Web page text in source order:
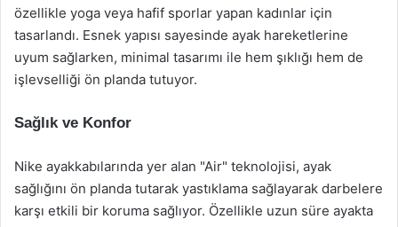
özellikle yoga veya hafif sporlar yapan kadınlar için
tasarlandı. Esnek yapısı sayesinde ayak hareketlerine
uyum sağlarken, minimal tasarımı ile hem şıklığı hem de
işlevselliği ön planda tutuyor.
Sağlık ve Konfor
Nike ayakkabılarında yer alan "Air" teknolojisi, ayak
sağlığını ön planda tutarak yastıklama sağlayarak darbelere
karşı etkili bir koruma sağlıyor. Özellikle uzun süre ayakta